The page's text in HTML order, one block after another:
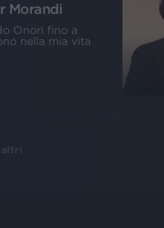
Morandi
Onori fino a
nella mia vita
altri